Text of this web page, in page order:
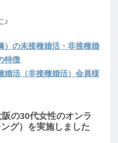
♪
）の未接種婚活・非接種婚
特徴
婚活（非接種婚活）会員様
の30代女性のオンラ
グ）を実施しました